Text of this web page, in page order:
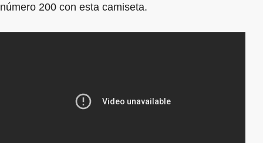
número 200 con esta camiseta.